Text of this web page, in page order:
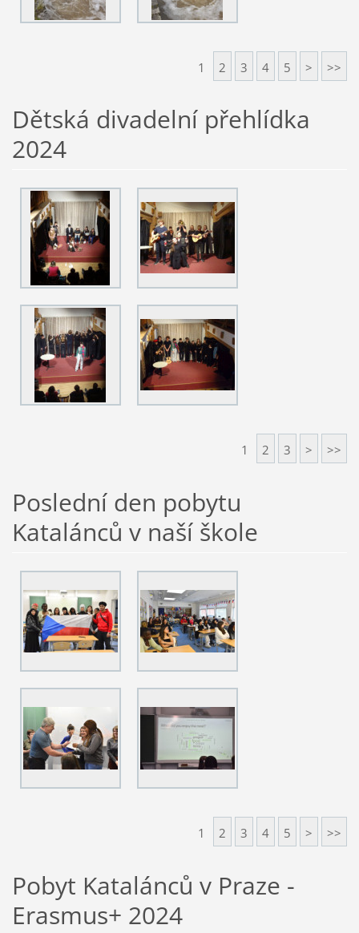
1 2 3 4 5 > >>
Dětská divadelní přehlídka
2024
1 2 3 > >>
Poslední den pobytu
Katalánců v naší škole
1 2 3 4 5 > >>
Pobyt Katalánců v Praze -
Erasmus+ 2024